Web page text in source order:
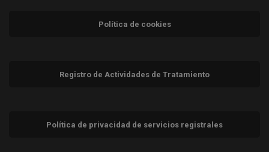
Política de cookies
Registro de Actividades de Tratamiento
Política de privacidad de servicios registrales